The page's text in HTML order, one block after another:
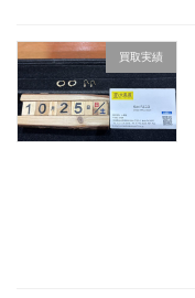
買取実績